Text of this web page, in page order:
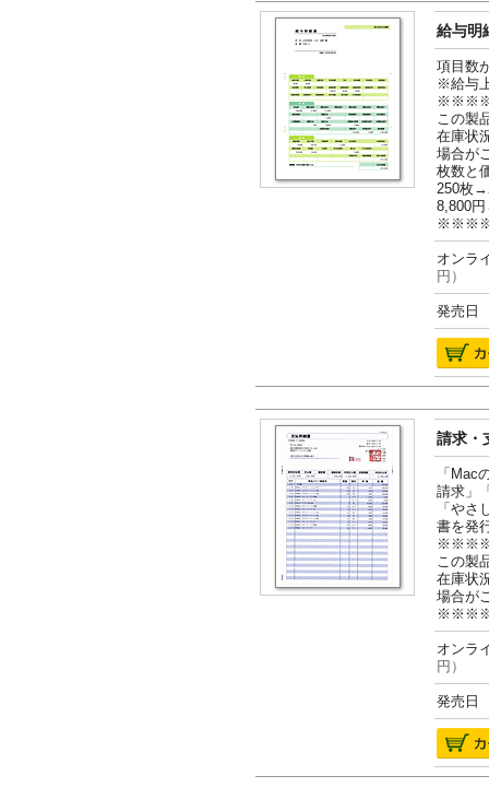
給与明
項目数
※給与
この製
在庫状
場合が
枚数と
250枚
8,800
オン
円）
発売日
請求・
「Mac
請求」
「や
書を発
この製
在庫状
場合が
オン
円）
発売日